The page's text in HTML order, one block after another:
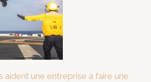
aident une entreprise à faire une